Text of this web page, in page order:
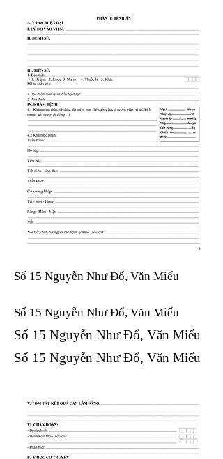
Số 15 Nguyễn Như Đổ, Văn Miếu
Số 15 Nguyễn Như Đổ, Văn Miếu​​​​
Số 15 Nguyễn Như Đổ, Văn Miếu​​​​
Số 15 Nguyễn Như Đổ, Văn Miếu​​​​